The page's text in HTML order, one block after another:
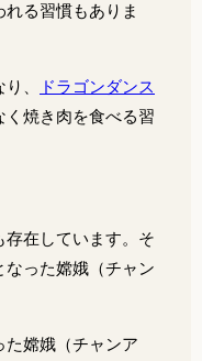
れる習慣もありま
、
ドラゴンダンス
く焼き肉を食べる習
在しています。そ
った嫦娥（チャン
た嫦娥（チャンア